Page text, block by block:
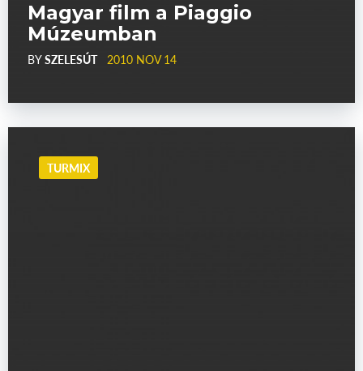
Magyar film a Piaggio
Múzeumban
BYSZELESÚT 2010 NOV 14
TURMIX